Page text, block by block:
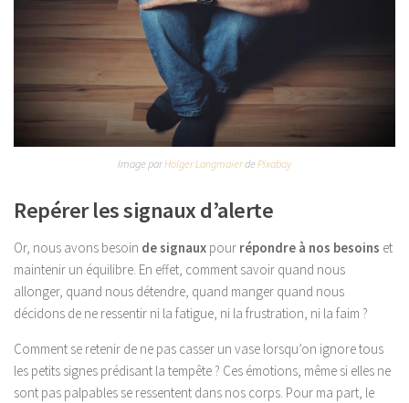
Image parHolger LangmaierdePixabay
Repérer les signaux d’alerte
Or, nous avons besoin de signaux pour répondre à nos besoins et
maintenir un équilibre. En effet, comment savoir quand nous
allonger, quand nous détendre, quand manger quand nous
décidons de ne ressentir ni la fatigue, ni la frustration, ni la faim ?
Comment se retenir de ne pas casser un vase lorsqu’on ignore tous
les petits signes prédisant la tempête ? Ces émotions, même si elles ne
sont pas palpables se ressentent dans nos corps. Pour ma part, le